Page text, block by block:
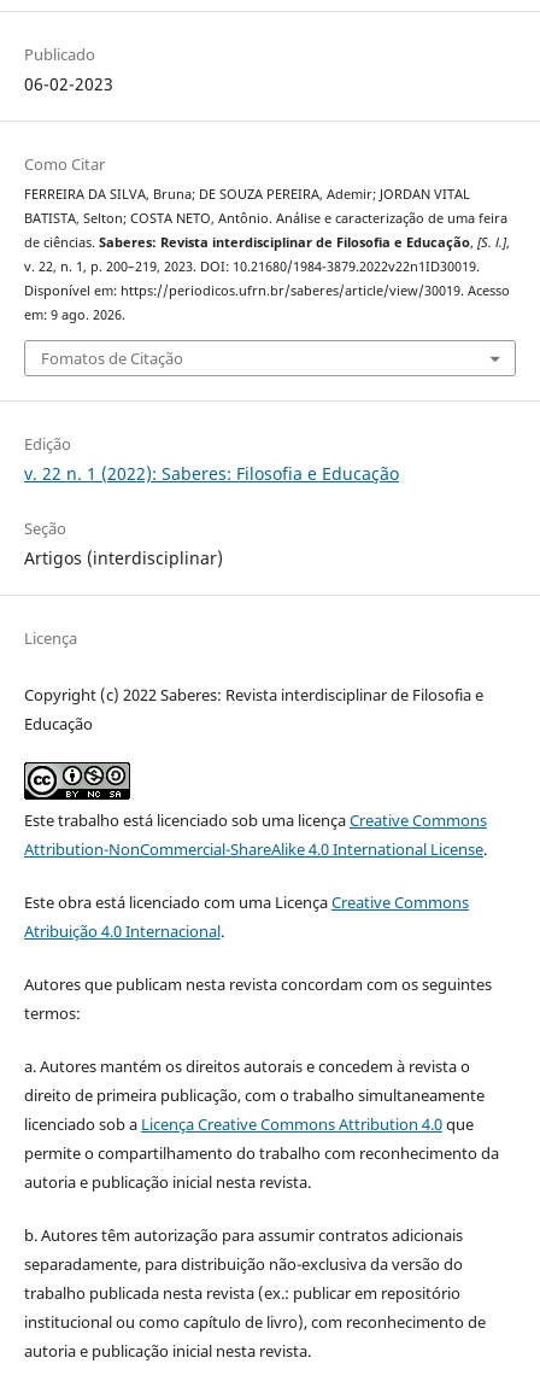
Publicado
06-02-2023
Como Citar
FERREIRA DA SILVA, Bruna; DE SOUZA PEREIRA, Ademir; JORDAN VITAL
BATISTA, Selton; COSTA NETO, Antônio. Análise e caracterização de uma feira
de ciências. Saberes: Revista interdisciplinar de Filosofia e Educação, [S. l.],
v. 22, n. 1, p. 200–219, 2023. DOI: 10.21680/1984-3879.2022v22n1ID30019.
Disponível em: https://periodicos.ufrn.br/saberes/article/view/30019. Acesso
em: 9 ago. 2026.
Fomatos de Citação
Edição
v. 22 n. 1 (2022): Saberes: Filosofia e Educação
Seção
Artigos (interdisciplinar)
Licença
Copyright (c) 2022 Saberes: Revista interdisciplinar de Filosofia e
Educação
Este trabalho está licenciado sob uma licençaCreative Commons
Attribution-NonCommercial-ShareAlike 4.0 International License.
Este obra está licenciado com uma LicençaCreative Commons
Atribuição 4.0 Internacional.
Autores que publicam nesta revista concordam com os seguintes
termos:
a. Autores mantém os direitos autorais e concedem à revista o
direito de primeira publicação, com o trabalho simultaneamente
licenciado sob a Licença Creative Commons Attribution 4.0que
permite o compartilhamento do trabalho com reconhecimento da
autoria e publicação inicial nesta revista.
b. Autores têm autorização para assumir contratos adicionais
separadamente, para distribuição não-exclusiva da versão do
trabalho publicada nesta revista (ex.: publicar em repositório
institucional ou como capítulo de livro), com reconhecimento de
autoria e publicação inicial nesta revista.